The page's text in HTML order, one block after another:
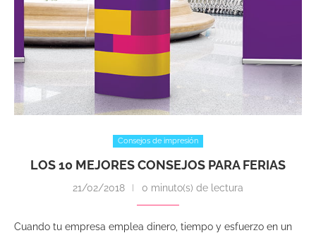
Consejos de impresión
LOS 10 MEJORES CONSEJOS PARA FERIAS
21/02/2018 0 minuto(s) de lectura
Cuando tu empresa emplea dinero, tiempo y esfuerzo en un